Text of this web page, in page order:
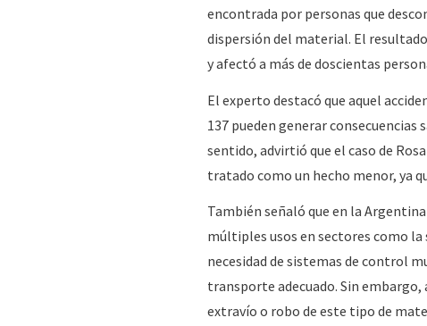
encontrada por personas que
dispersión del material. El
y afectó a más de doscientas
El experto destacó que aquel
137 pueden generar
sentido, advirtió que el caso de
tratado como un hecho menor, ya
También señaló que en la
múltiples usos en sectores como
necesidad de sistemas de control
transporte adecuado. Sin
extravío o robo de este tipo de